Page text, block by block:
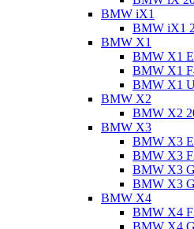
BMW iX1
BMW iX1
BMW X1
BMW X1
BMW X1
BMW X1
BMW X2
BMW X2
BMW X3
BMW X3
BMW X3
BMW X3
BMW X3
BMW X4
BMW X4